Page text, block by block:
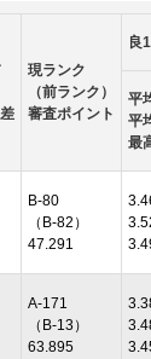
現ランク
（前ランク）
審査ポイント
良
平
平
最
B-80
（B-82）
47.291
A-171
（B-13）
63.895